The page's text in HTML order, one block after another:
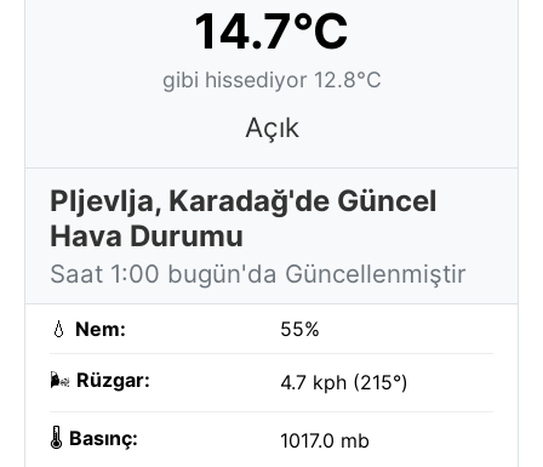
14.7°C
gibi hissediyor 12.8°C
Açık
Pljevlja, Karadağ'de Güncel
Hava Durumu
Saat 1:00 bugün'da Güncellenmiştir
💧 Nem: 55%
🌬️ Rüzgar: 4.7 kph (215°)
🌡️ Basınç: 1017.0 mb